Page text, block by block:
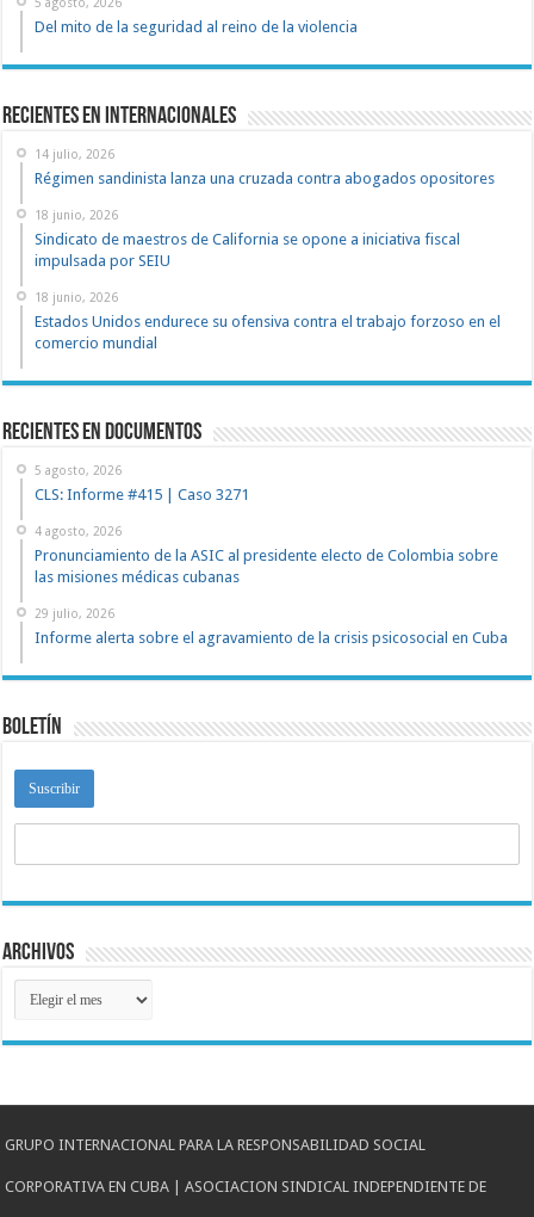
Del mito de la seguridad al reino de la violencia
Recientes en Internacionales
14 julio, 2026
Régimen sandinista lanza una cruzada contra abogados opositores
18 junio, 2026
Sindicato de maestros de California se opone a iniciativa fiscal
impulsada por SEIU
18 junio, 2026
Estados Unidos endurece su ofensiva contra el trabajo forzoso en el
comercio mundial
recientes en documentos
5 agosto, 2026
CLS: Informe #415 | Caso 3271
4 agosto, 2026
Pronunciamiento de la ASIC al presidente electo de Colombia sobre
las misiones médicas cubanas
29 julio, 2026
Informe alerta sobre el agravamiento de la crisis psicosocial en Cuba
Boletín
Archivos
Archivos
GRUPO INTERNACIONAL PARA LA RESPONSABILIDAD SOCIAL
CORPORATIVA EN CUBA | ASOCIACION SINDICAL INDEPENDIENTE DE